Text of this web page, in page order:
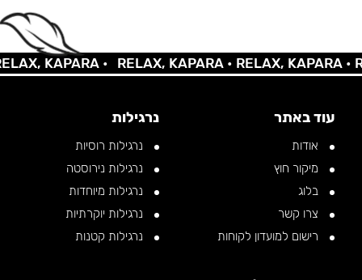
KAPARA • RELAX, KAPARA •RELAX, KAPARA •
עוד באתר
אודות
מיקור חוץ
בלוג
צרו קשר
רישום למועדון לקוחות
נרגילות
נרגילות רוסיות
נרגילות נירוסטה
נרגילות מיוחדות
נרגילות יוקרתיות
נרגילות קטנות